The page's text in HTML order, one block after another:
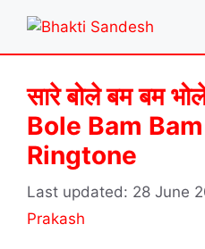
content
सारे बोले बम बम
Bole Bam
Ringtone
28 June
Prakash